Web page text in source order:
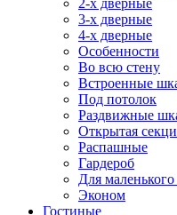
2-х дверные
3-х дверные
4-х дверные
Особенности
Во всю стену
Встроенные
Под потолок
Раздвижные
Открытая
Распашные
Гардероб
Для
Эконом
Гостиные